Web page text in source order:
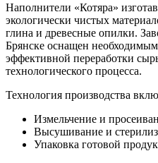
Наполнители «Котяра»
экологически чистых
глина и древесные опилки.
Брянске оснащен
эффективной переработки
технологического процесса.
Технология производства
Измельчение и
Высушивание и
Упаковка готовой